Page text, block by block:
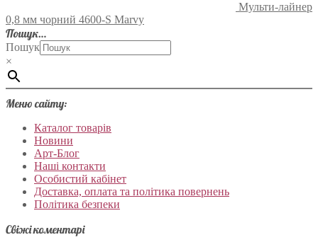
Мульти-лайнер
0,8 мм чорний 4600-S Marvy
Пошук…
Пошук
×
Меню сайту:
Каталог товарів
Новини
Арт-Блог
Наші контакти
Особистий кабінет
Доставка, оплата та політика повернень
Політика безпеки
Свіжі коментарі